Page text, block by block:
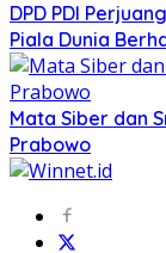
DPD PDI
Piala Dunia
Mata Siber dan
Prabowo